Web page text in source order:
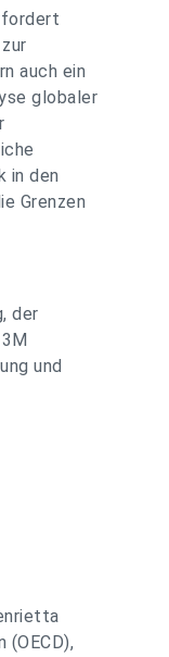
auch ein
globaler
in den
Grenzen
der
und
(OECD),